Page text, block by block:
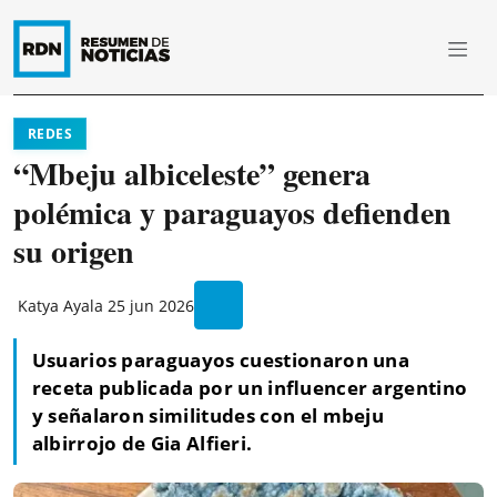
REDES
“Mbeju albiceleste” genera
polémica y paraguayos defienden
su origen
Katya Ayala 25 jun 2026
Usuarios paraguayos cuestionaron una
receta publicada por un influencer argentino
y señalaron similitudes con el mbeju
albirrojo de Gia Alfieri.